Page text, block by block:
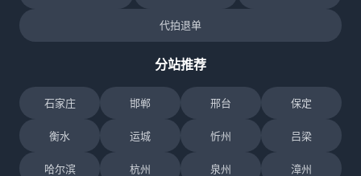
代拍退单
分站推荐
石家庄 邯郸 邢台 保定
衡水 运城 忻州 吕梁
哈尔滨 杭州 泉州 漳州